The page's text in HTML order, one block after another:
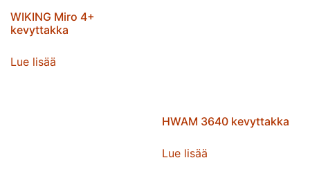
WIKING Miro 4+
kevyttakka
Lue lisää
HWAM 3640 kevyttakka
Lue lisää